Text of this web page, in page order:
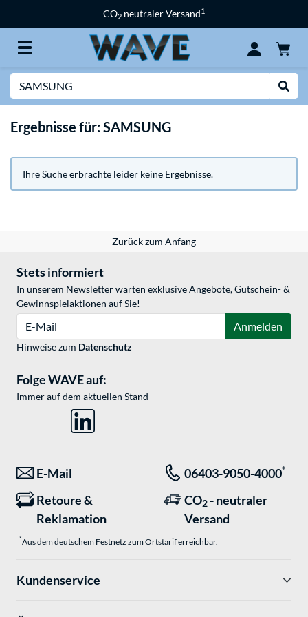
CO2 neutraler Versand1
Ergebnisse für: SAMSUNG
Ihre Suche erbrachte leider keine Ergebnisse.
Zurück zum Anfang
Stets informiert
In unserem Newsletter warten exklusive Angebote, Gutschein- &
Gewinnspielaktionen auf Sie!
Anmelden
Hinweise zum Datenschutz
Folge WAVE auf:
Immer auf dem aktuellen Stand
E-Mail 06403-9050-4000*
Retoure &
Reklamation
CO2 - neutraler
Versand
*Aus dem deutschem Festnetz zum Ortstarif erreichbar.
Kundenservice